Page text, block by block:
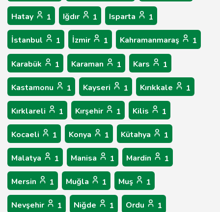
Hatay 1 Iğdır 1 Isparta 1
İstanbul 1 İzmir 1 Kahramanmaraş 1
Karabük 1 Karaman 1 Kars 1
Kastamonu 1 Kayseri 1 Kırıkkale 1
Kırklareli 1 Kırşehir 1 Kilis 1
Kocaeli 1 Konya 1 Kütahya 1
Malatya 1 Manisa 1 Mardin 1
Mersin 1 Muğla 1 Muş 1
Nevşehir 1 Niğde 1 Ordu 1